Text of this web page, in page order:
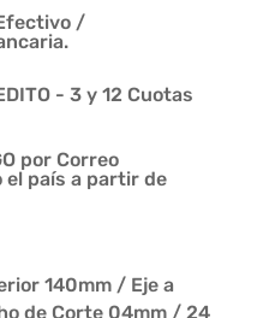
/
- 3 y 12 Cuotas
por Correo
país a partir de
140mm / Eje a
de Corte 04mm / 24